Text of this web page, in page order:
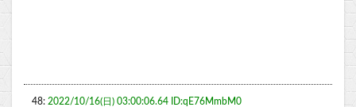
48: 2022/10/16(日) 03:00:06.64 ID:qE76MmbM0